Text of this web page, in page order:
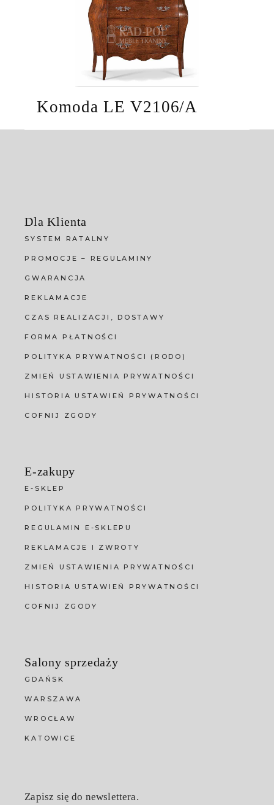
Komoda LE V2106/A
Dla Klienta
SYSTEM RATALNY
PROMOCJE – REGULAMINY
GWARANCJA
REKLAMACJE
CZAS REALIZACJI, DOSTAWY
FORMA PŁATNOŚCI
POLITYKA PRYWATNOŚCI (RODO)
ZMIEŃ USTAWIENIA PRYWATNOŚCI
HISTORIA USTAWIEŃ PRYWATNOŚCI
COFNIJ ZGODY
E-zakupy
E-SKLEP
POLITYKA PRYWATNOŚCI
REGULAMIN E-SKLEPU
REKLAMACJE I ZWROTY
ZMIEŃ USTAWIENIA PRYWATNOŚCI
HISTORIA USTAWIEŃ PRYWATNOŚCI
COFNIJ ZGODY
Salony sprzedaży
GDAŃSK
WARSZAWA
WROCŁAW
KATOWICE
Zapisz się do newslettera.